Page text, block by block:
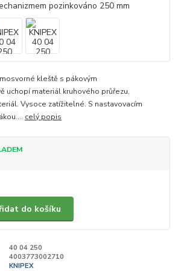
kleště s pákovým
uchopí materiál kruhového průřezu,
Vysoce zatížitelné. S nastavovacím
celý popis
do košíku
40 04 250
4003773002710
KNIPEX